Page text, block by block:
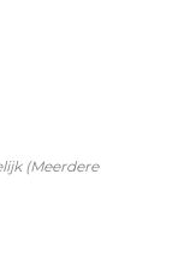
(Meerdere